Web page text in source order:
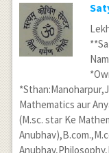
Mathematics aur
(M.sc. star Ke